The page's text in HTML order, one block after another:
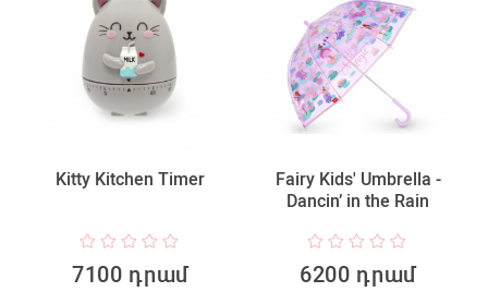
Kitty Kitchen Timer
7100 դրամ
Fairy Kids' Umbrella -
Dancin’ in the Rain
6200 դրամ